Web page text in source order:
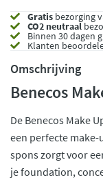
Gratis bezorging
CO2 neutraal
Binnen 30 dagen
Klanten
Omschrijving
Benecos
De Benecos Make
een perfecte make-
spons zorgt voor
je foundation,